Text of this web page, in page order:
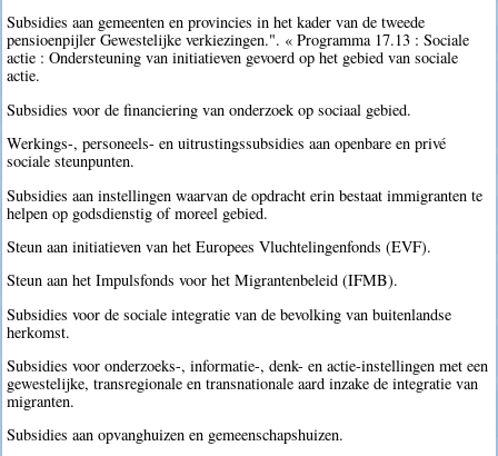
Subsidies aan gemeenten en provincies in het kader van de tweede
pensioenpijler Gewestelijke verkiezingen.". « Programma 17.13 : Sociale
actie : Ondersteuning van initiatieven gevoerd op het gebied van sociale
actie.
Subsidies voor de financiering van onderzoek op sociaal gebied.
Werkings-, personeels- en uitrustingssubsidies aan openbare en privé
sociale steunpunten.
Subsidies aan instellingen waarvan de opdracht erin bestaat immigranten te
helpen op godsdienstig of moreel gebied.
Steun aan initiatieven van het Europees Vluchtelingenfonds (EVF).
Steun aan het Impulsfonds voor het Migrantenbeleid (IFMB).
Subsidies voor de sociale integratie van de bevolking van buitenlandse
herkomst.
Subsidies voor onderzoeks-, informatie-, denk- en actie-instellingen met een
gewestelijke, transregionale en transnationale aard inzake de integratie van
migranten.
Subsidies aan opvanghuizen en gemeenschapshuizen.